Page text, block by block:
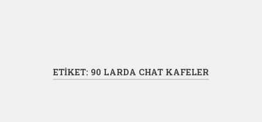
ETIKET: 90 LARDA CHAT KAFELER